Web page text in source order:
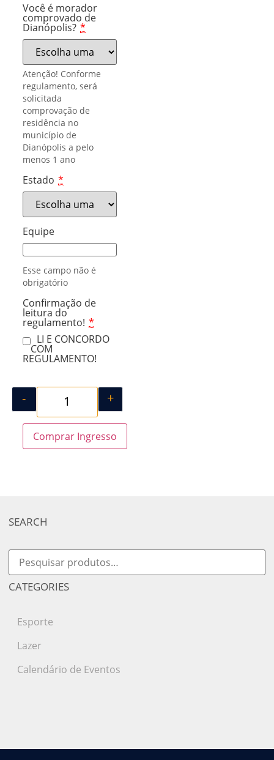
Você é morador
comprovado de
Dianópolis? *
Atenção! Conforme
regulamento, será
solicitada
comprovação de
residência no
município de
Dianópolis a pelo
menos 1 ano
Estado *
Equipe
Esse campo não é
obrigatório
Confirmação de
leitura do
regulamento! *
LI E CONCORDO
COM
REGULAMENTO!
- +
Comprar Ingresso
SEARCH
CATEGORIES
Esporte
Lazer
Calendário de Eventos